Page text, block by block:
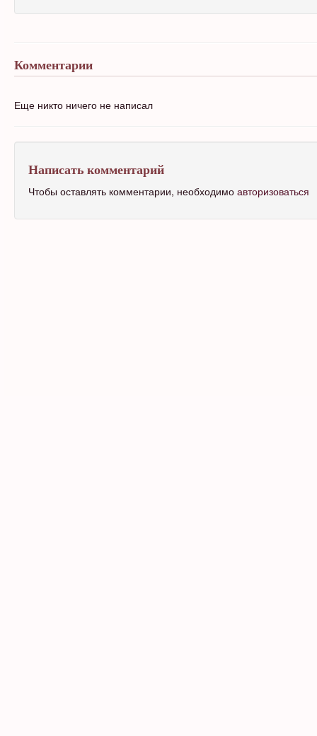
Комментарии
Еще никто ничего не написал
Написать комментарий
Чтобы оставлять комментарии, необходимо авторизоваться